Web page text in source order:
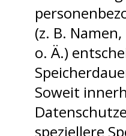
(z. B.
o. Ä.)
Soweit
speziellere